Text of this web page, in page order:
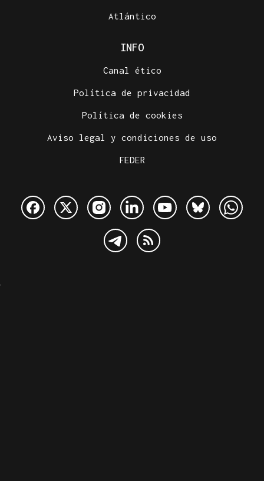
Atlántico
INFO
Canal ético
Política de privacidad
Política de cookies
Aviso legal y condiciones de uso
FEDER